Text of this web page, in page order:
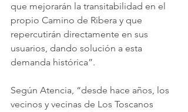
que mejorarán la transitabilidad en el
propio Camino de Ribera y que
repercutirán directamente en sus
usuarios, dando solución a esta
demanda histórica”.
Según Atencia, “desde hace años, los
vecinos y vecinas de Los Toscanos